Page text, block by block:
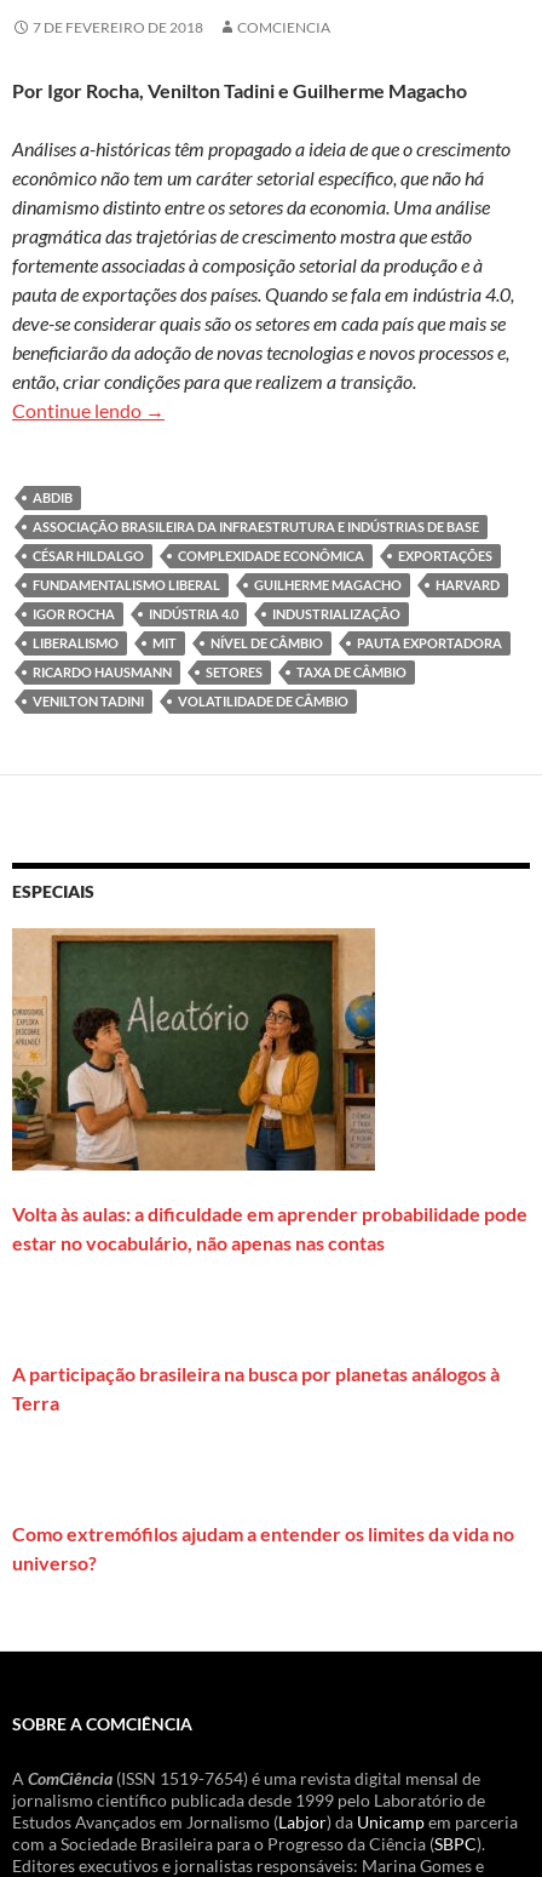
7 DE FEVEREIRO DE 2018 COMCIENCIA
Por Igor Rocha, Venilton Tadini e Guilherme Magacho
Análises a-históricas têm propagado a ideia de que o crescimento
econômico não tem um caráter setorial específico, que não há
dinamismo distinto entre os setores da economia. Uma análise
pragmática das trajetórias de crescimento mostra que estão
fortemente associadas à composição setorial da produção e à
pauta de exportações dos países. Quando se fala em indústria 4.0,
deve-se considerar quais são os setores em cada país que mais se
beneficiarão da adoção de novas tecnologias e novos processos e,
então, criar condições para que realizem a transição.
Continue lendo Por uma política pró-competitividade para a
→
ABDIB
ASSOCIAÇÃO BRASILEIRA DA INFRAESTRUTURA E INDÚSTRIAS DE BASE
CÉSAR HILDALGO
COMPLEXIDADE ECONÔMICA
EXPORTAÇÕES
FUNDAMENTALISMO LIBERAL
GUILHERME MAGACHO
HARVARD
IGOR ROCHA
INDÚSTRIA 4.0
INDUSTRIALIZAÇÃO
LIBERALISMO
MIT NÍVEL DE CÂMBIO
PAUTA EXPORTADORA
RICARDO HAUSMANN
SETORES
TAXA DE CÂMBIO
VENILTON TADINI
VOLATILIDADE DE CÂMBIO
ESPECIAIS
Volta às aulas: a dificuldade em aprender probabilidade pode
estar no vocabulário, não apenas nas contas
A participação brasileira na busca por planetas análogos à
Terra
Como extremófilos ajudam a entender os limites da vida no
universo?
SOBRE A COMCIÊNCIA
A ComCiência (ISSN 1519-7654) é uma revista digital mensal de
jornalismo científico publicada desde 1999 pelo Laboratório de
Estudos Avançados em Jornalismo (Labjor) da Unicampem parceria
com a Sociedade Brasileira para o Progresso da Ciência (SBPC).
Editores executivos e jornalistas responsáveis: Marina Gomes e